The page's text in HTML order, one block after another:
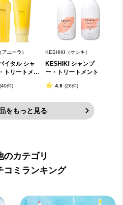
ユーラ）
イタル シャ
トリートメン
(49件)
KESHIKI（ケシキ）
KESHIKI シャンプ
ー・トリートメント
4.8 (26件)
をもっと見る
のカテゴリ
コミランキング